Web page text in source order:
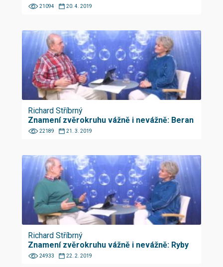
21094 20. 4. 2019
Richard Stříbrný
Znamení zvěrokruhu vážně i nevážně: Beran
22189 21. 3. 2019
Richard Stříbrný
Znamení zvěrokruhu vážně i nevážně: Ryby
24933 22. 2. 2019